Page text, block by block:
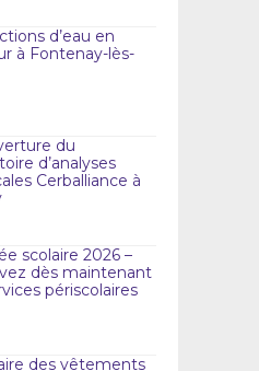
d’eau en
à Fontenay-lès-
du
d’analyses
Cerballiance à
scolaire 2026 –
dès maintenant
périscolaires
des vêtements